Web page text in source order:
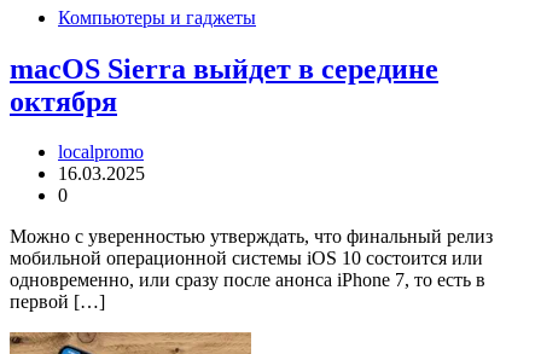
Компьютеры и гаджеты
macOS Sierra выйдет в середине
октября
localpromo
16.03.2025
0
Можно с уверенностью утверждать, что финальный релиз
мобильной операционной системы iOS 10 состоится или
одновременно, или сразу после анонса iPhone 7, то есть в
первой […]